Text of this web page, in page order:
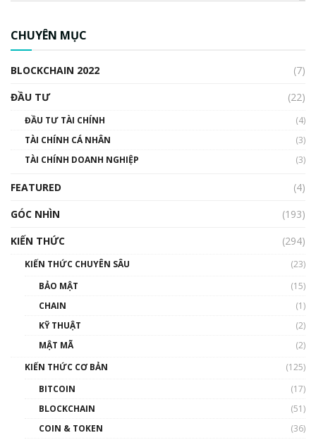
00:02:14
Nhìn lại năm 2022: Những sự kiện ảnh hưởng
đến hệ sinh thái tiền mã hoá | Phổ cập
00:43:47
như thể nào?
00:39:31
CHUYÊN MỤC
BLOCKCHAIN 2022
(7)
ĐẦU TƯ
(22)
ĐẦU TƯ TÀI CHÍNH
(4)
TÀI CHÍNH CÁ NHÂN
(3)
TÀI CHÍNH DOANH NGHIỆP
(3)
FEATURED
(4)
GÓC NHÌN
(193)
KIẾN THỨC
(294)
KIẾN THỨC CHUYÊN SÂU
(23)
BẢO MẬT
(15)
CHAIN
(1)
KỸ THUẬT
(2)
MẬT MÃ
(2)
KIẾN THỨC CƠ BẢN
(125)
BITCOIN
(17)
BLOCKCHAIN
(51)
COIN & TOKEN
(36)